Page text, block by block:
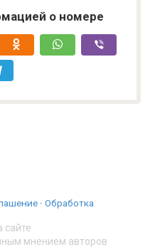
о номере
· Обработка
сайте
мнением авторов